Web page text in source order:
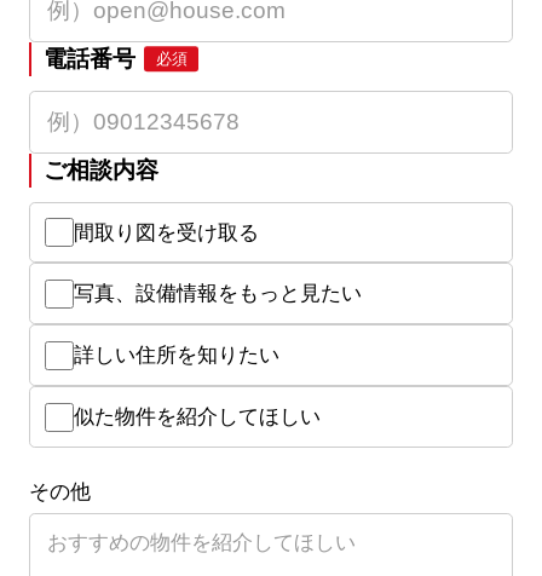
電話番号 必須
ご相談内容
間取り図を受け取る
写真、設備情報をもっと見たい
詳しい住所を知りたい
似た物件を紹介してほしい
その他